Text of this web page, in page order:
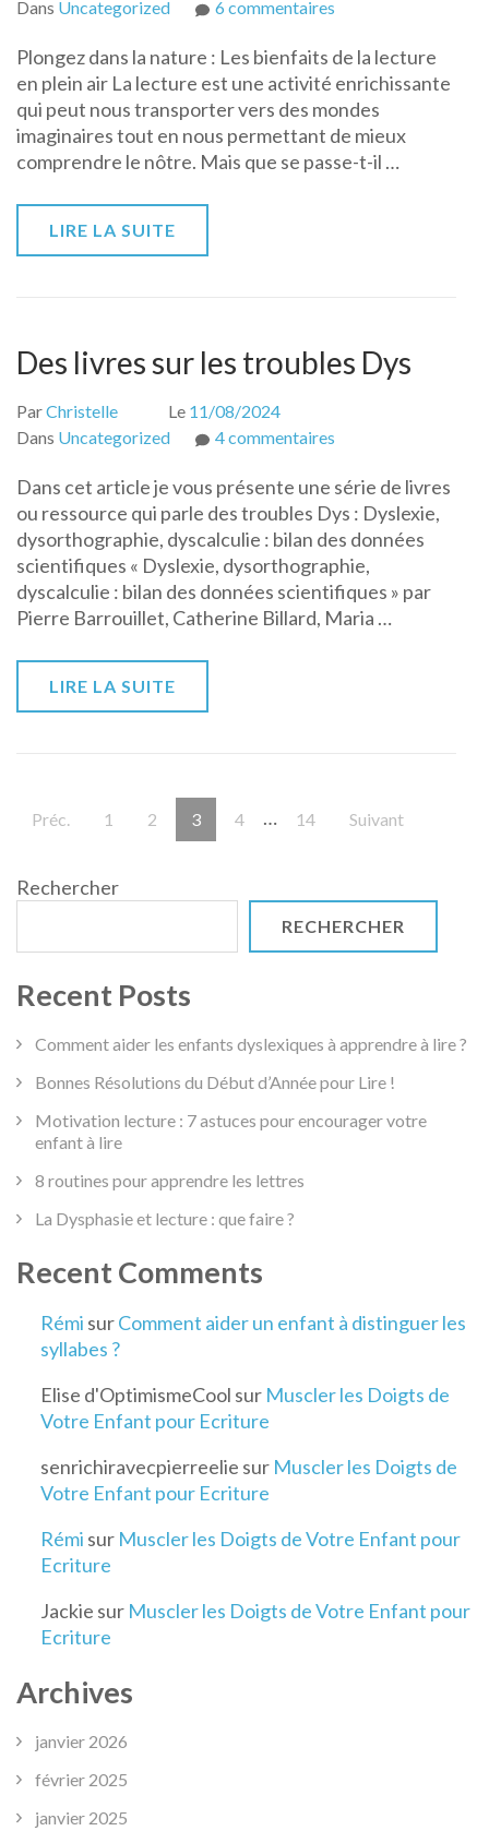
Dans Uncategorized 6 commentaires
bienfaits
de
la
lecture
en
Plongez dans la nature : Les bienfaits de la lecture
en plein air La lecture est une activité enrichissante
qui peut nous transporter vers des mondes
imaginaires tout en nous permettant de mieux
comprendre le nôtre. Mais que se passe-t-il …
LIRE LA SUITE
Des livres sur les troubles Dys
ParChristelle Le 11/08/2024
Dans Uncategorized 4 commentaires
livres
sur
les
troubles
Dys
Dans cet article je vous présente une série de livres
ou ressource qui parle des troubles Dys : Dyslexie,
dysorthographie, dyscalculie : bilan des données
scientifiques « Dyslexie, dysorthographie,
dyscalculie : bilan des données scientifiques » par
Pierre Barrouillet, Catherine Billard, Maria …
LIRE LA SUITE
Pagination
des
Préc. Page
1 Page
2 Page
3 Page
4 … Page
14 Suivant
Rechercher
RECHERCHER
Recent Posts
Comment aider les enfants dyslexiques à apprendre à lire ?
Bonnes Résolutions du Début d’Année pour Lire !
Motivation lecture : 7 astuces pour encourager votre
enfant à lire
8 routines pour apprendre les lettres
La Dysphasie et lecture : que faire ?
Recent Comments
Rémi surComment aider un enfant à distinguer les
syllabes ?
Elise d'OptimismeCool sur Muscler les Doigts de
Votre Enfant pour Ecriture
senrichiravecpierreelie sur Muscler les Doigts de
Votre Enfant pour Ecriture
Rémi sur Muscler les Doigts de Votre Enfant pour
Ecriture
Jackie sur Muscler les Doigts de Votre Enfant pour
Ecriture
Archives
janvier 2026
février 2025
janvier 2025